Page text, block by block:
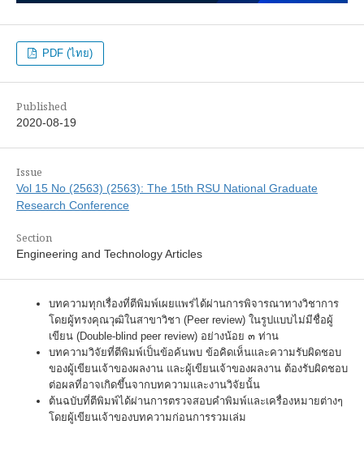
PDF (ไทย)
Published
2020-08-19
Issue
Vol 15 No (2563) (2563): The 15th RSU National Graduate
Research Conference
Section
Engineering and Technology Articles
บทความทุกเรื่องที่ตีพิมพ์เผยแพร่ได้ผ่านการพิจารณาทางวิชาการ
โดยผู้ทรงคุณวุฒิในสาขาวิชา (Peer review) ในรูปแบบไม่มีชื่อผู้
เขียน (Double-blind peer review) อย่างน้อย ๓ ท่าน
บทความวิจัยที่ตีพิมพ์เป็นข้อค้นพบ ข้อคิดเห็นและความรับผิดชอบ
ของผู้เขียนเจ้าของผลงาน และผู้เขียนเจ้าของผลงาน ต้องรับผิดชอบ
ต่อผลที่อาจเกิดขึ้นจากบทความและงานวิจัยนั้น
ต้นฉบับที่ตีพิมพ์ได้ผ่านการตรวจสอบคำพิมพ์และเครื่องหมายต่างๆ
โดยผู้เขียนเจ้าของบทความก่อนการรวมเล่ม